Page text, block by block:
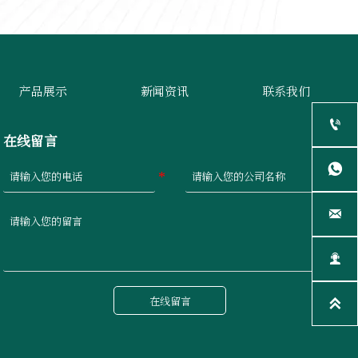
产品展示 新闻资讯 联系我们
在线留言
在线留言




